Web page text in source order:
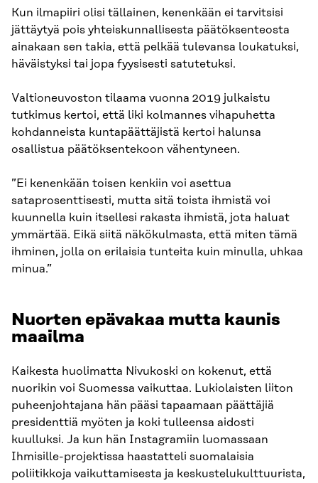
Kun ilmapiiri olisi tällainen, kenenkään ei tarvitsisi
jättäytyä pois yhteiskunnallisesta päätöksenteosta
ainakaan sen takia, että pelkää tulevansa loukatuksi,
häväistyksi tai jopa fyysisesti satutetuksi.
Valtioneuvoston tilaama vuonna 2019 julkaistu
tutkimus kertoi, että liki kolmannes vihapuhetta
kohdanneista kuntapäättäjistä kertoi halunsa
osallistua päätöksentekoon vähentyneen.
”Ei kenenkään toisen kenkiin voi asettua
sataprosenttisesti, mutta sitä toista ihmistä voi
kuunnella kuin itsellesi rakasta ihmistä, jota haluat
ymmärtää. Eikä siitä näkökulmasta, että miten tämä
ihminen, jolla on erilaisia tunteita kuin minulla, uhkaa
minua.”
Nuorten epävakaa mutta kaunis
maailma
Kaikesta huolimatta Nivukoski on kokenut, että
nuorikin voi Suomessa vaikuttaa. Lukiolaisten liiton
puheenjohtajana hän pääsi tapaamaan päättäjiä
presidenttiä myöten ja koki tulleensa aidosti
kuulluksi. Ja kun hän Instagramiin luomassaan
Ihmisille-projektissa haastatteli suomalaisia
poliitikkoja vaikuttamisesta ja keskustelukulttuurista,